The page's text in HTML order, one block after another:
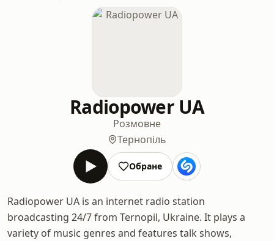
Radiopower UA
Розмовне
Тернопіль
Обране
Radiopower UA is an internet radio station
broadcasting 24/7 from Ternopil, Ukraine. It plays a
variety of music genres and features talk shows,